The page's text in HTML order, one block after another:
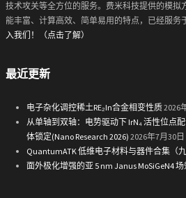
技术攻关等全方位的服务。费米科技提供的模拟
能丰富、计算高效、简单易用的特点，已经服务
入我们！（点击了解）
最近更新
电子杂化调控稀土RE₂In合金相变性质2026
从单轴到双轴：电势驱动下 IrN₄ 活性位点
体锁定(Nano Research 2026) 2026年7月30日
QuantumATK 低维电子材料与器件合集（九
面外极化增强的亚 5 nm Janus MoSiGeN4